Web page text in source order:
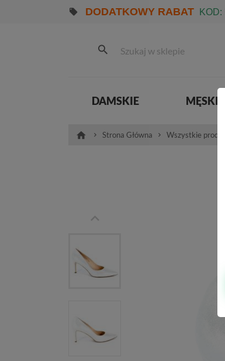
DODATKOWY RABAT KOD:
DAMSKIE MĘSKIE
Strona Główna Wszystkie